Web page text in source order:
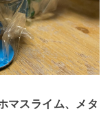
マスライム、メタ